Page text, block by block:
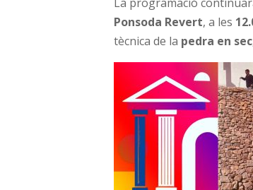
Ponsoda Revert, a les
tècnica de la pedra en sec